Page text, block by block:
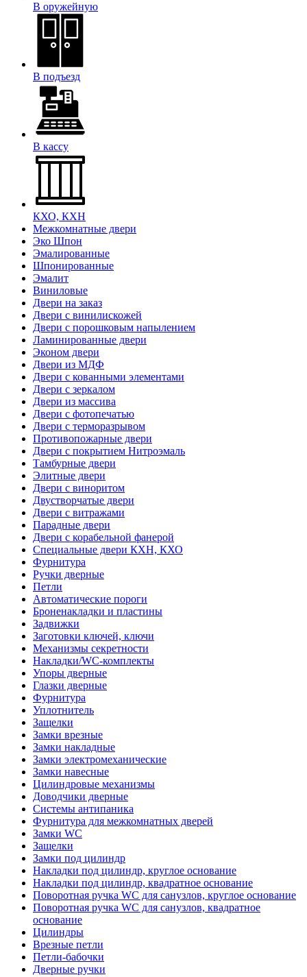
В оружейную
В подъезд
В кассу
КХО, КХН
Межкомнатные двери
Эко Шпон
Эмалированные
Шпонированные
Эмалит
Виниловые
Двери на заказ
Двери с винилискожей
Двери с порошковым напылением
Ламинированные двери
Эконом двери
Двери из МДФ
Двери с кованными элементами
Двери с зеркалом
Двери из массива
Двери с фотопечатью
Двери с терморазрывом
Противопожарные двери
Двери с покрытием Нитроэмаль
Тамбурные двери
Элитные двери
Двери с виноритом
Двустворчатые двери
Двери с витражами
Парадные двери
Двери с корабельной фанерой
Специальные двери КХН, КХО
Фурнитура
Ручки дверные
Петли
Автоматические пороги
Броненакладки и пластины
Задвижки
Заготовки ключей, ключи
Механизмы секретности
Накладки/WC-комплекты
Упоры дверные
Глазки дверные
Фурнитура
Уплотнитель
Защелки
Замки врезные
Замки накладные
Замки электромеханические
Замки навесные
Цилиндровые механизмы
Доводчики дверные
Системы антипаника
Фурнитура для межкомнатных дверей
Замки WC
Защелки
Замки под цилиндр
Накладки под цилиндр, круглое основание
Накладки под цилиндр, квадратное основание
Поворотная ручка WC для санузлов, круглое основание
Поворотная ручка WC для санузлов, квадратное
основание
Цилиндры
Врезные петли
Петли-бабочки
Дверные ручки